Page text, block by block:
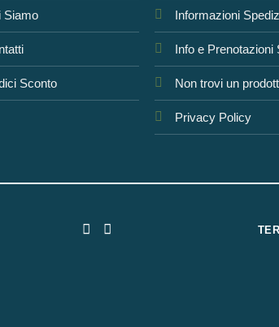
Siamo
Sconto
Informazioni
Info e Prenotazioni
Non trovi un
Privacy Policy